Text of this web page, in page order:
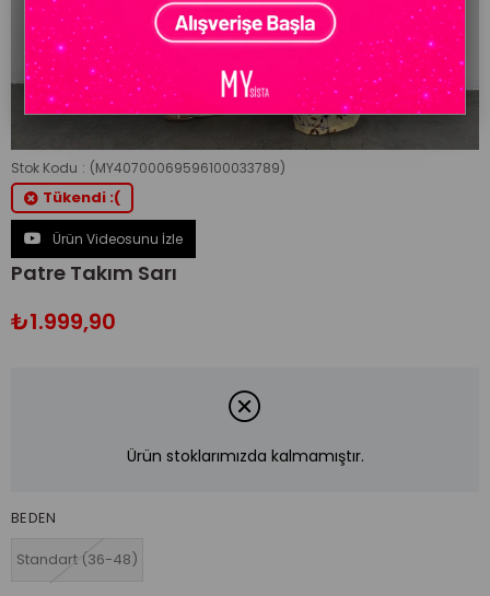
Stok Kodu (MY40700069596100033789)
Tükendi :(
Ürün Videosunu İzle
Patre Takım Sarı
₺1.999,90
Ürün stoklarımızda kalmamıştır.
BEDEN
Standart (36-48)